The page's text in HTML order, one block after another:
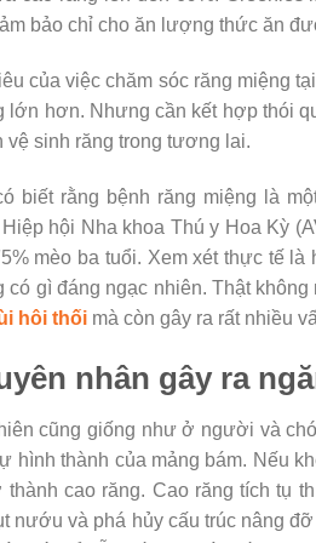
bảo chỉ cho ăn lượng thức ăn
của việc chăm sóc răng miệng
lớn hơn. Nhưng cần kết hợp thói
vệ sinh răng trong tương lai.
biết rằng bệnh răng miệng là
hội Nha khoa Thú y Hoa Kỳ
mèo ba tuổi. Xem xét thực tế
có gì đáng ngạc nhiên. Thật
hôi thối mà còn gây ra rất nhiều
nhân gây ra
cũng giống như ở người và
hình thành của mảng bám. Nếu
thành cao răng. Cao răng tích tụ
nướu và phá hủy cấu trúc nâng